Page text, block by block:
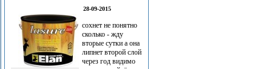
28-09-2015
сохнет не понятно
сколько - жду
вторые сутки а она
липнет второй слой
через год видимо